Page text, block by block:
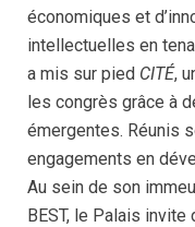
économiques et
intellectuelles en
a mis sur pied CITÉ,
les congrès grâce à
émergentes. Réunis
engagements en
Au sein de son
BEST, le Palais